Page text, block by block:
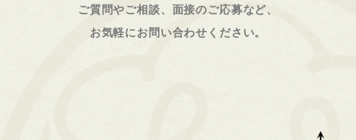
ご質問やご相談、面接のご応募など、
お気軽にお問い合わせください。